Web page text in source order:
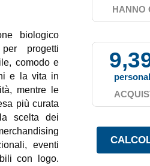
biologico
progetti
comodo e
e la vita in
mentre le
più curata
scelta dei
eventi
con logo.
HANNO